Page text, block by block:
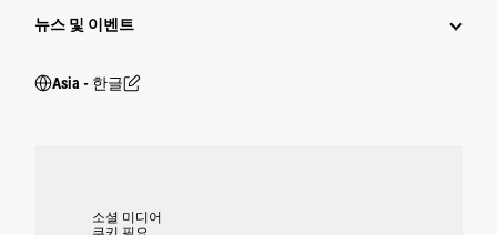
뉴스 및 이벤트
Asia - 한글
소셜 미디어